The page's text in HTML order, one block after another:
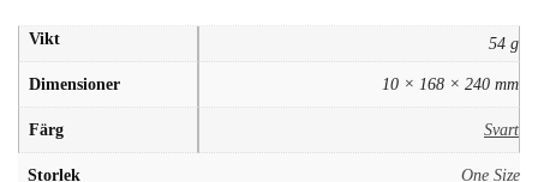
Vikt 54 g
Dimensioner 10 × 168 × 240 mm
Färg Svart
Storlek One Size